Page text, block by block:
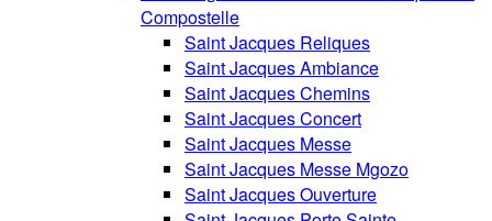
Compostelle
Saint Jacques Reliques
Saint Jacques Ambiance
Saint Jacques Chemins
Saint Jacques Concert
Saint Jacques Messe
Saint Jacques Messe Mgozo
Saint Jacques Ouverture